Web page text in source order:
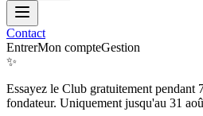
Contact
EntrerMon compteGestion
✨
Essayez le Club gratuitement pendant
fondateur. Uniquement jusqu'au 31